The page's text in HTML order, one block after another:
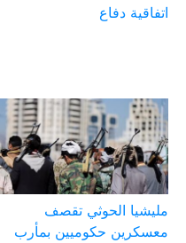
اتفاقية دفاع
مليشيا الحوثي تقصف
معسكرين حكوميين بمأرب